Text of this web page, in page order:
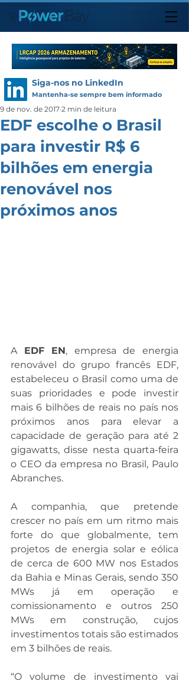
Siga-nos no LinkedIn
Mantenha-se sempre bem informado
EDF escolhe o Brasil
para investir R$ 6
bilhões em energia
renovável nos
próximos anos
9 de nov. de 2017 2 min de leitura
A EDF EN, empresa de energia
renovável do grupo francês EDF,
estabeleceu o Brasil como uma de
suas prioridades e pode investir
mais 6 bilhões de reais no país nos
próximos anos para elevar a
capacidade de geração para até 2
gigawatts, disse nesta quarta-feira
o CEO da empresa no Brasil, Paulo
Abranches.
A companhia, que pretende
crescer no país em um ritmo mais
forte do que globalmente, tem
projetos de energia solar e eólica
de cerca de 600 MW nos Estados
da Bahia e Minas Gerais, sendo 350
MWs já em operação e
comissionamento e outros 250
MWs em construção, cujos
investimentos totais são estimados
em 3 bilhões de reais.
“O volume de investimento vai